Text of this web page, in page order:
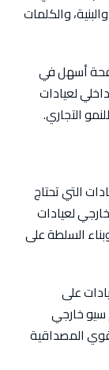
والكلمات
أسهل في
لعيادات
التجاري.
التي تحتاج
لعيادات
وبناء السلطة على
على
سيو خارجي
المصداقية